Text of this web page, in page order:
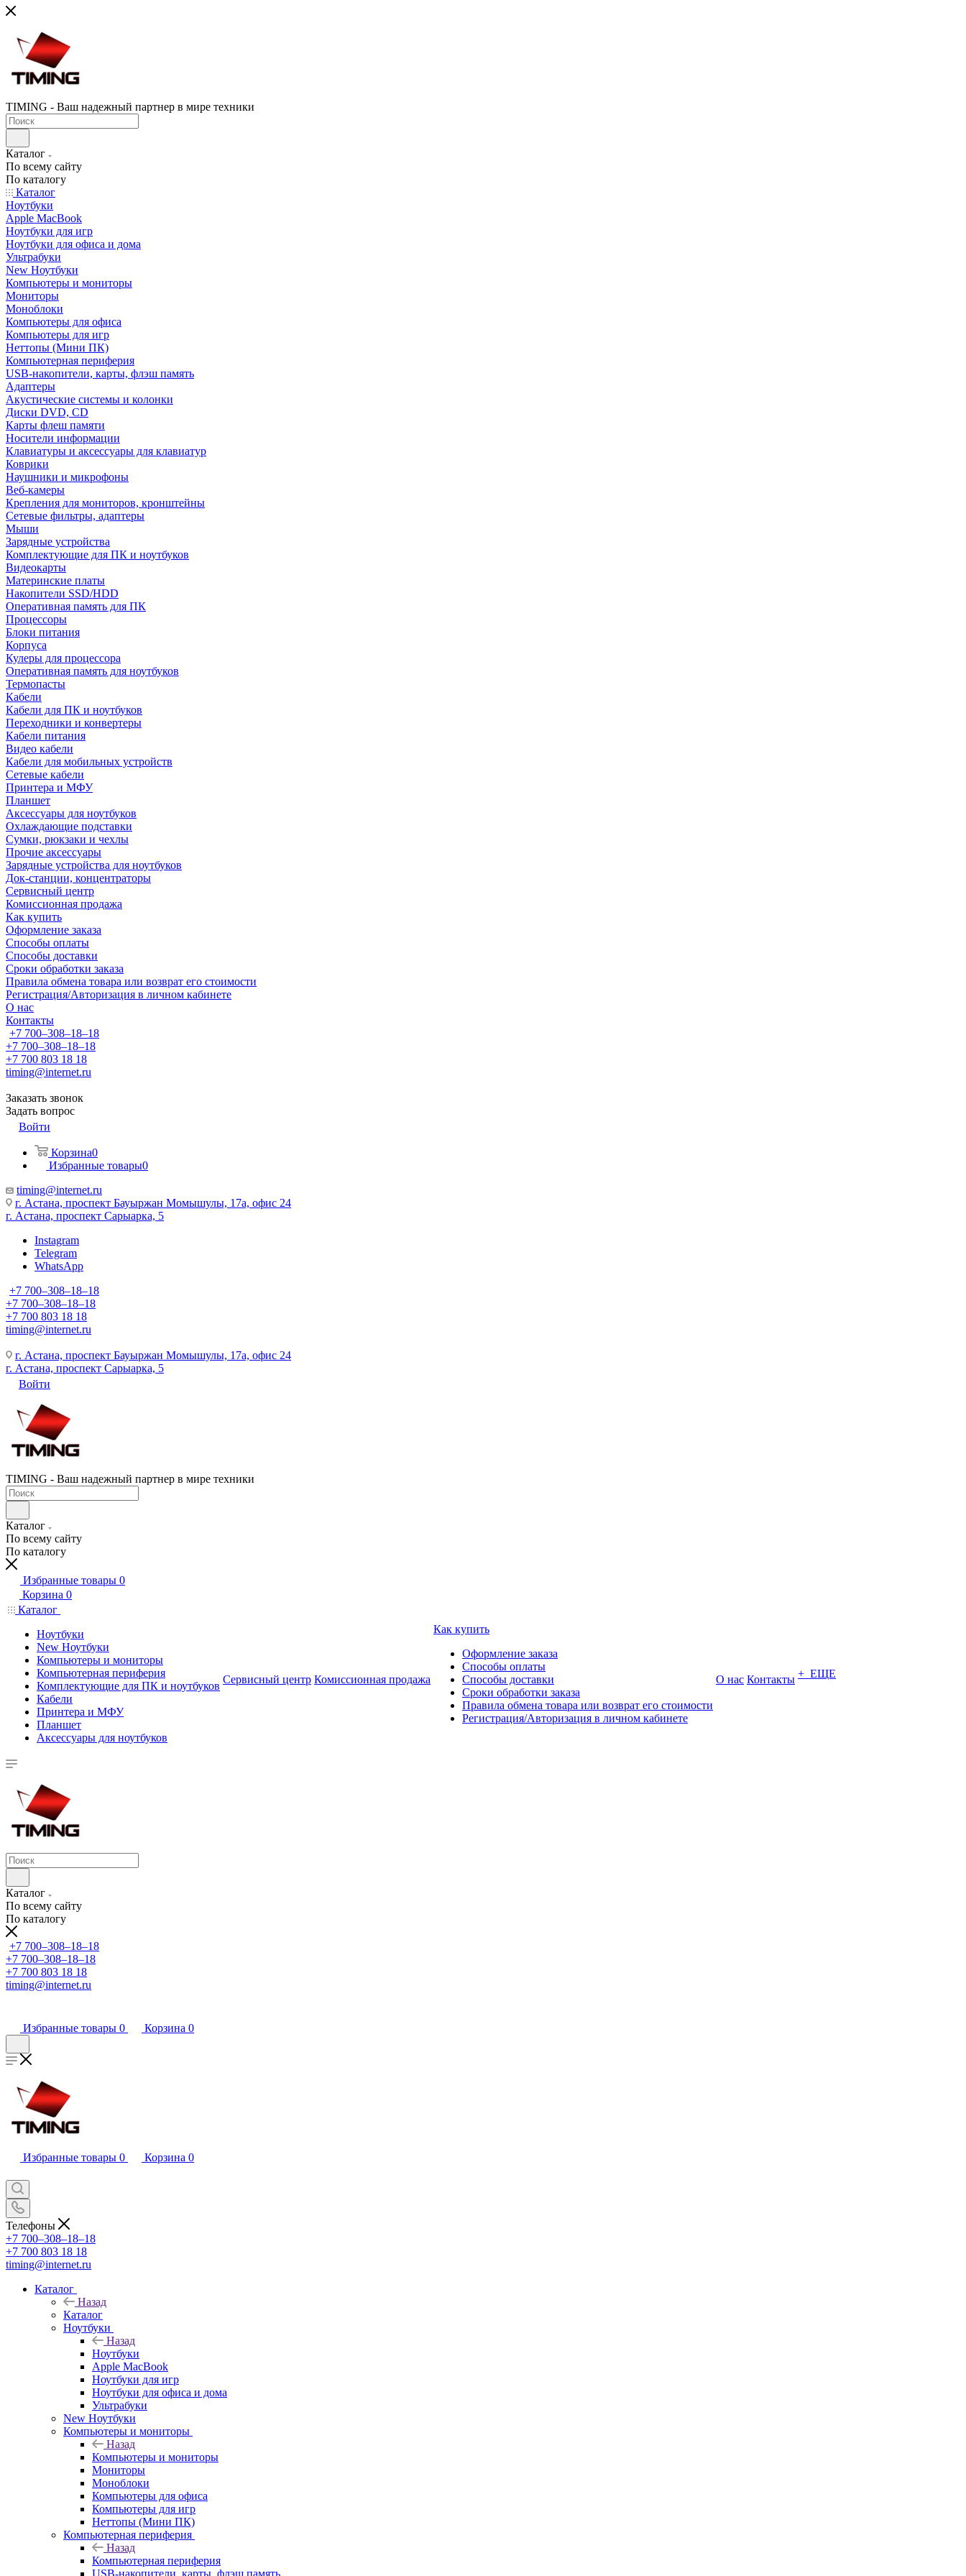
TIMING - Ваш надежный партнер в мире техники
Каталог
По всему сайту
По каталогу
Каталог
Ноутбуки
Apple MacBook
Ноутбуки для игр
Ноутбуки для офиса и дома
Ультрабуки
New Ноутбуки
Компьютеры и мониторы
Мониторы
Моноблоки
Компьютеры для офиса
Компьютеры для игр
Неттопы (Мини ПК)
Компьютерная периферия
USB-накопители, карты, флэш память
Адаптеры
Акустические системы и колонки
Диски DVD, CD
Карты флеш памяти
Носители информации
Клавиатуры и аксессуары для клавиатур
Коврики
Наушники и микрофоны
Веб-камеры
Крепления для мониторов, кронштейны
Сетевые фильтры, адаптеры
Мыши
Зарядные устройства
Комплектующие для ПК и ноутбуков
Видеокарты
Материнские платы
Накопители SSD/HDD
Оперативная память для ПК
Процессоры
Блоки питания
Корпуса
Кулеры для процессора
Оперативная память для ноутбуков
Термопасты
Кабели
Кабели для ПК и ноутбуков
Переходники и конвертеры
Кабели питания
Видео кабели
Кабели для мобильных устройств
Сетевые кабели
Принтера и МФУ
Планшет
Аксессуары для ноутбуков
Охлаждающие подставки
Сумки, рюкзаки и чехлы
Прочие аксессуары
Зарядные устройства для ноутбуков
Док-станции, концентраторы
Сервисный центр
Комиссионная продажа
Как купить
Оформление заказа
Способы оплаты
Способы доставки
Сроки обработки заказа
Правила обмена товара или возврат его стоимости
Регистрация/Авторизация в личном кабинете
О нас
Контакты
+7 700‒308‒18‒18
+7 700‒308‒18‒18
+7 700 803 18 18
timing@internet.ru
Заказать звонок
Задать вопрос
Войти
Корзина0
Избранные товары0
timing@internet.ru
г. Астана, проспект Бауыржан Момышулы, 17а, офис 24
г. Астана, проспект Сарыарка, 5
Instagram
Telegram
WhatsApp
+7 700‒308‒18‒18
+7 700‒308‒18‒18
+7 700 803 18 18
timing@internet.ru
г. Астана, проспект Бауыржан Момышулы, 17а, офис 24
г. Астана, проспект Сарыарка, 5
Войти
TIMING - Ваш надежный партнер в мире техники
Каталог
По всему сайту
По каталогу
Избранные товары 0
Корзина 0
Каталог
Ноутбуки
New Ноутбуки
Компьютеры и мониторы
Компьютерная периферия
Комплектующие для ПК и ноутбуков
Кабели
Принтера и МФУ
Планшет
Аксессуары для ноутбуков
Сервисный центр Комиссионная продажа
Как купить
Оформление заказа
Способы оплаты
Способы доставки
Сроки обработки заказа
Правила обмена товара или возврат его стоимости
Регистрация/Авторизация в личном кабинете
О нас Контакты + ЕЩЕ
Каталог
По всему сайту
По каталогу
+7 700‒308‒18‒18
+7 700‒308‒18‒18
+7 700 803 18 18
timing@internet.ru
Избранные товары 0 Корзина 0
Избранные товары 0 Корзина 0
Телефоны
+7 700‒308‒18‒18
+7 700 803 18 18
timing@internet.ru
Каталог
Назад
Каталог
Ноутбуки
Назад
Ноутбуки
Apple MacBook
Ноутбуки для игр
Ноутбуки для офиса и дома
Ультрабуки
New Ноутбуки
Компьютеры и мониторы
Назад
Компьютеры и мониторы
Мониторы
Моноблоки
Компьютеры для офиса
Компьютеры для игр
Неттопы (Мини ПК)
Компьютерная периферия
Назад
Компьютерная периферия
USB-накопители, карты, флэш память